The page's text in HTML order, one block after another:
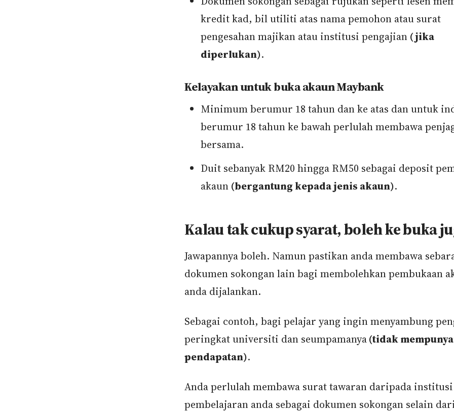
kredit kad, bil utiliti atas nama pemohon atau surat
pengesahan majikan atau institusi pengajian (jika
diperlukan).
Kelayakan untuk buka akaun Maybank
Minimum berumur 18 tahun dan ke atas dan untuk
berumur 18 tahun ke bawah perlulah membawa
bersama.
Duit sebanyak RM20 hingga RM50 sebagai deposit
akaun (bergantung kepada jenis akaun).
Kalau tak cukup syarat, boleh ke buka
Jawapannya boleh. Namun pastikan anda membawa
dokumen sokongan lain bagi membolehkan pembukaan
anda dijalankan.
Sebagai contoh, bagi pelajar yang ingin menyambung
peringkat universiti dan seumpamanya(tidak
pendapatan).
Anda perlulah membawa surat tawaran daripada institusi
pembelajaran anda sebagai dokumen sokongan selain